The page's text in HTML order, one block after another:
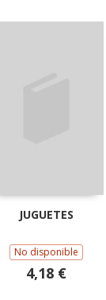
JUGUETES
No disponible
4,18 €